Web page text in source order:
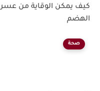
كيف يمكن الوقاية من عسر
الهضم
صحة